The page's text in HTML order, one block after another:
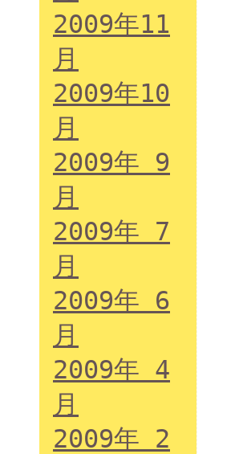
2009年11
月
2009年10
月
2009年 9
月
2009年 7
月
2009年 6
月
2009年 4
月
2009年 2